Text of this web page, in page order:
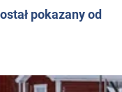
pokazany od